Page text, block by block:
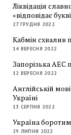
Ліквідація
«відповідає
27 ГРУДНЯ 2022
Кабмін схвалив
14 ВЕРЕСНЯ 2022
Запорізька АЕС
12 ВЕРЕСНЯ 2022
Англійській
Україні
13 СЕРПНЯ 2022
Україна
29 ЛИПНЯ 2022